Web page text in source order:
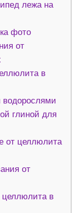
лежа на
фото
от
в
водорослями
глиной для
от целлюлита
от
в